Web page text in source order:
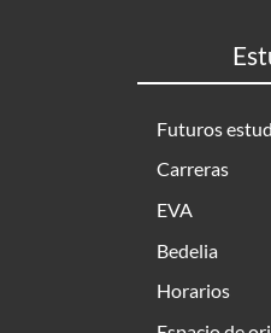
Futuros
Carreras
EVA
Bedelia
Horarios